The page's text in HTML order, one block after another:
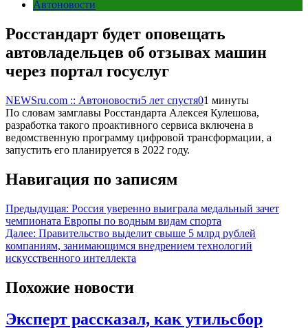
Автоновости
Росстандарт будет оповещать
автовладельцев об отзывах машин
через портал госуслуг
NEWSru.com :: Автоновости5 лет спустя01 минуты
По словам замглавы Росстандарта Алексея Кулешова,
разработка такого проактивного сервиса включена в
ведомственную программу цифровой трансформации, а
запустить его планируется в 2022 году.
Навигация по записям
Предыдущая: Россия уверенно выиграла медальный зачет
чемпионата Европы по водным видам спорта
Далее: Правительство выделит свыше 5 млрд рублей
компаниям, занимающимся внедрением технологий
искусственного интеллекта
Похожие новости
Эксперт рассказал, как утильсбор